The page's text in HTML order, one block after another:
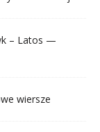
– Latos —
wiersze